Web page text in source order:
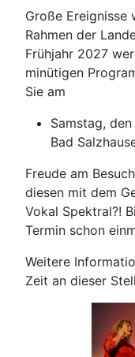
Große Ereignisse
Rahmen der
Frühjahr 2027
minütigen
Sie am
Samstag, den
Bad
Freude am
diesen mit dem
Vokal Spektral?!
Termin schon
Weitere
Zeit an dieser